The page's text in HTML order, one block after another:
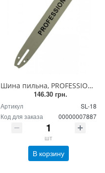
Шина пильна, PROFESSIONAL, для китайских бензопил 38 см/15" , (шаг 0,325 на 64 звена), паз 1,5/0,058
146.30 грн.
Артикул
SL-18
Код для заказа
00000007887
шт
В корзину